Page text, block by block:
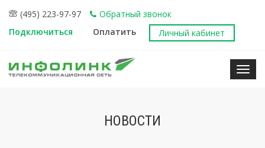
(495) 223-97-97
Обратный звонок
Подключиться
Оплатить Личный кабинет
НОВОСТИ